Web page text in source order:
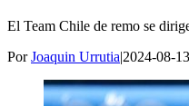
El Team Chile de remo se
PorJoaquin Urrutia|2024-08-